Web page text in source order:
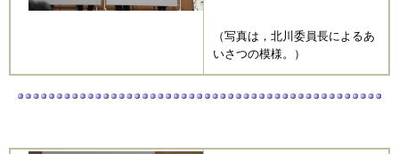
（写真は，北川委員長によるあ
いさつの模様。）